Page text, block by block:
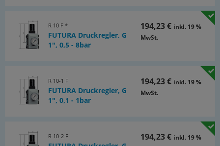
R 10 F *
FUTURA Druckregler, G
1", 0,5 - 8bar
194,23 € inkl. 19 %
MwSt.
R 10-1 F
FUTURA Druckregler, G
1", 0,1 - 1bar
194,23 € inkl. 19 %
MwSt.
R 10-2 F 194,23 € inkl. 19 %